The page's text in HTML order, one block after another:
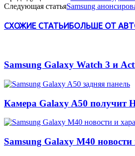
Следующая статьяSamsung
СХОЖИЕ СТАТЬИБОЛЬШЕ ОТ
Samsung Galaxy Watch 3 и
Камера Galaxy A50
Samsung Galaxy M40